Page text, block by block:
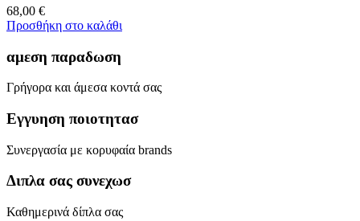
68,00 €
Προσθήκη στο καλάθι
αμεση παραδωση
Γρήγορα και άμεσα κοντά σας
Εγγυηση ποιοτητασ
Συνεργασία με κορυφαία brands
Διπλα σας συνεχωσ
Καθημερινά δίπλα σας